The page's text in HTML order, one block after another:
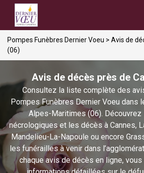
Pompes Funèbres Dernier Voeu > Avis de
(06)
Avis de décès près de
Consultez la liste complète des
Pompes Funèbres Dernier Voeu dans
Alpes-Maritimes (06). Découvrez
nécrologiques et les décès à Cannes,
Mandelieu-La-Napoule ou encore
les funérailles à venir dans
chaque avis de décès en ligne,